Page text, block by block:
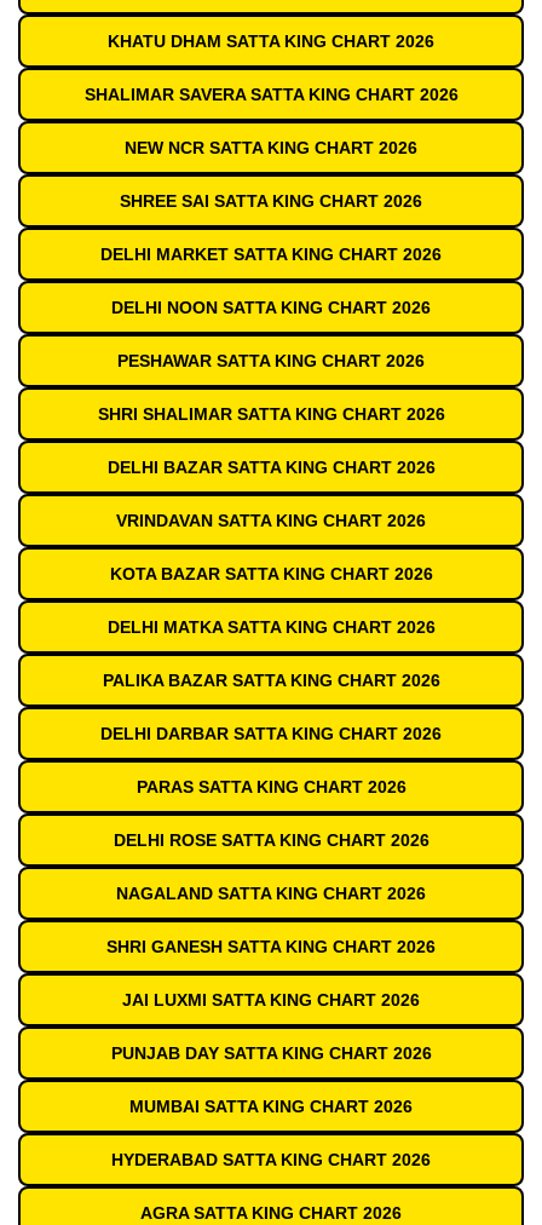
KHATU DHAM SATTA KING CHART 2026
SHALIMAR SAVERA SATTA KING CHART 2026
NEW NCR SATTA KING CHART 2026
SHREE SAI SATTA KING CHART 2026
DELHI MARKET SATTA KING CHART 2026
DELHI NOON SATTA KING CHART 2026
PESHAWAR SATTA KING CHART 2026
SHRI SHALIMAR SATTA KING CHART 2026
DELHI BAZAR SATTA KING CHART 2026
VRINDAVAN SATTA KING CHART 2026
KOTA BAZAR SATTA KING CHART 2026
DELHI MATKA SATTA KING CHART 2026
PALIKA BAZAR SATTA KING CHART 2026
DELHI DARBAR SATTA KING CHART 2026
PARAS SATTA KING CHART 2026
DELHI ROSE SATTA KING CHART 2026
NAGALAND SATTA KING CHART 2026
SHRI GANESH SATTA KING CHART 2026
JAI LUXMI SATTA KING CHART 2026
PUNJAB DAY SATTA KING CHART 2026
MUMBAI SATTA KING CHART 2026
HYDERABAD SATTA KING CHART 2026
AGRA SATTA KING CHART 2026